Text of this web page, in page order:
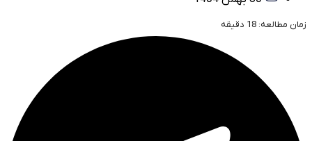
زمان مطالعه: 18 دقیقه